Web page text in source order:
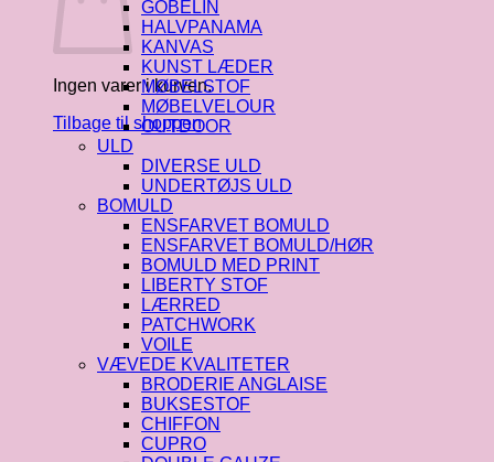
Ingen varer i kurven.
Tilbage til shoppen
GOBELIN
HALVPANAMA
KANVAS
KUNST LÆDER
MØBELSTOF
MØBELVELOUR
OUTDOOR
ULD
DIVERSE ULD
UNDERTØJS ULD
BOMULD
ENSFARVET BOMULD
ENSFARVET BOMULD/HØR
BOMULD MED PRINT
LIBERTY STOF
LÆRRED
PATCHWORK
VOILE
VÆVEDE KVALITETER
BRODERIE ANGLAISE
BUKSESTOF
CHIFFON
CUPRO